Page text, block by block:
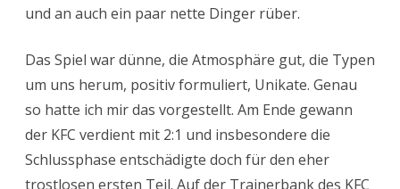
und an auch ein paar nette Dinger rüber.
Das Spiel war dünne, die Atmosphäre gut, die Typen
um uns herum, positiv formuliert, Unikate. Genau
so hatte ich mir das vorgestellt. Am Ende gewann
der KFC verdient mit 2:1 und insbesondere die
Schlussphase entschädigte doch für den eher
trostlosen ersten Teil. Auf der Trainerbank des KFC